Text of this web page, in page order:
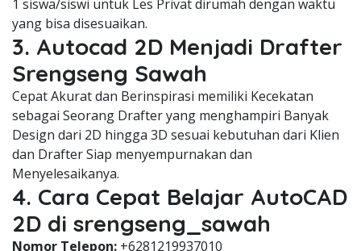
1 siswa/siswi untuk Les Privat dirumah dengan waktu
yang bisa disesuaikan.
3. Autocad 2D Menjadi Drafter
Srengseng Sawah
Cepat Akurat dan Berinspirasi memiliki Kecekatan
sebagai Seorang Drafter yang menghampiri Banyak
Design dari 2D hingga 3D sesuai kebutuhan dari Klien
dan Drafter Siap menyempurnakan dan
Menyelesaikanya.
4. Cara Cepat Belajar AutoCAD
2D di srengseng_sawah
Nomor Telepon: +6281219937010